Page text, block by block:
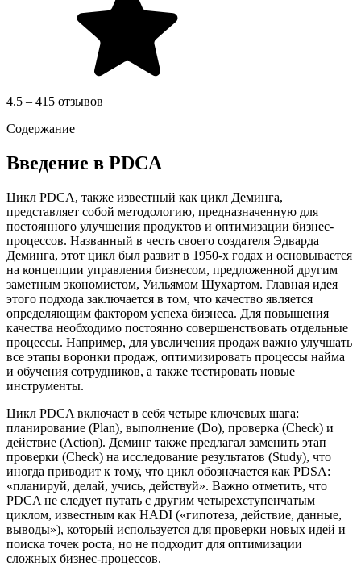
4.5 – 415 отзывов
Содержание
Введение в PDCA
Цикл PDCA, также известный как цикл Деминга,
представляет собой методологию, предназначенную для
постоянного улучшения продуктов и оптимизации бизнес-
процессов. Названный в честь своего создателя Эдварда
Деминга, этот цикл был развит в 1950-х годах и основывается
на концепции управления бизнесом, предложенной другим
заметным экономистом, Уильямом Шухартом. Главная идея
этого подхода заключается в том, что качество является
определяющим фактором успеха бизнеса. Для повышения
качества необходимо постоянно совершенствовать отдельные
процессы. Например, для увеличения продаж важно улучшать
все этапы воронки продаж, оптимизировать процессы найма
и обучения сотрудников, а также тестировать новые
инструменты.
Цикл PDCA включает в себя четыре ключевых шага:
планирование (Plan), выполнение (Do), проверка (Check) и
действие (Action). Деминг также предлагал заменить этап
проверки (Check) на исследование результатов (Study), что
иногда приводит к тому, что цикл обозначается как PDSA:
«планируй, делай, учись, действуй». Важно отметить, что
PDCA не следует путать с другим четырехступенчатым
циклом, известным как HADI («гипотеза, действие, данные,
выводы»), который используется для проверки новых идей и
поиска точек роста, но не подходит для оптимизации
сложных бизнес-процессов.